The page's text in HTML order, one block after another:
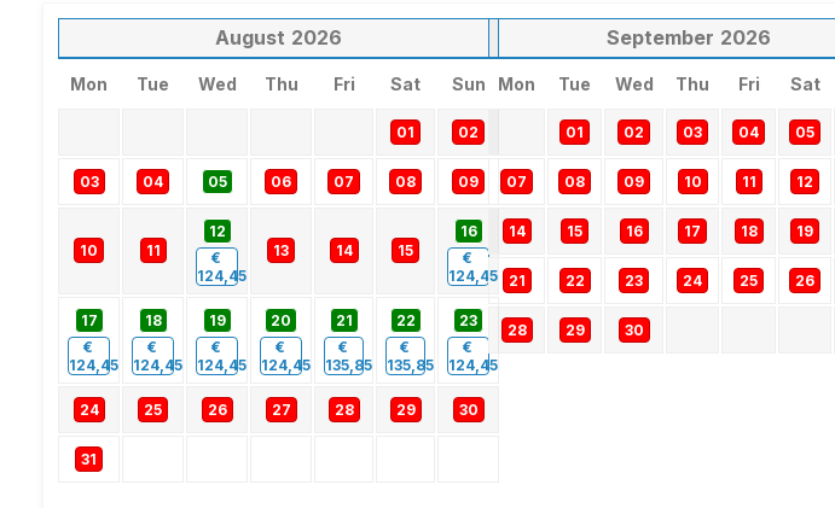
August 2026
Mon Tue Wed Thu Fri Sat Sun
01 02
03 04 05 06 07 08 09
10 11
12
€
124,45
13 14 15
16
€
124,45
17
€
124,45
18
€
124,45
19
€
124,45
20
€
124,45
21
€
135,85
22
€
135,85
23
€
124,45
24 25 26 27 28 29 30
31
September 2026
Mon Tue Wed Thu Fri Sat
01 02 03 04 05
07 08 09 10 11 12
14 15 16 17 18 19
21 22 23 24 25 26
28 29 30